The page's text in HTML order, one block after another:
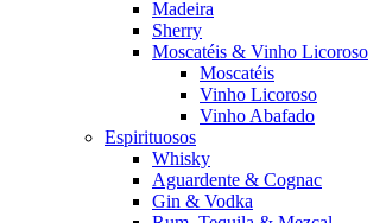
Madeira
Sherry
Moscatéis & Vinho Licoroso
Moscatéis
Vinho Licoroso
Vinho Abafado
Espirituosos
Whisky
Aguardente & Cognac
Gin & Vodka